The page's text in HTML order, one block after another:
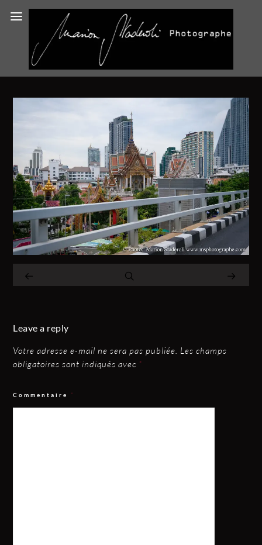
Leave a reply
Votre adresse e-mail ne sera pas publiée. Les champs
obligatoires sont indiqués avec *
Commentaire *